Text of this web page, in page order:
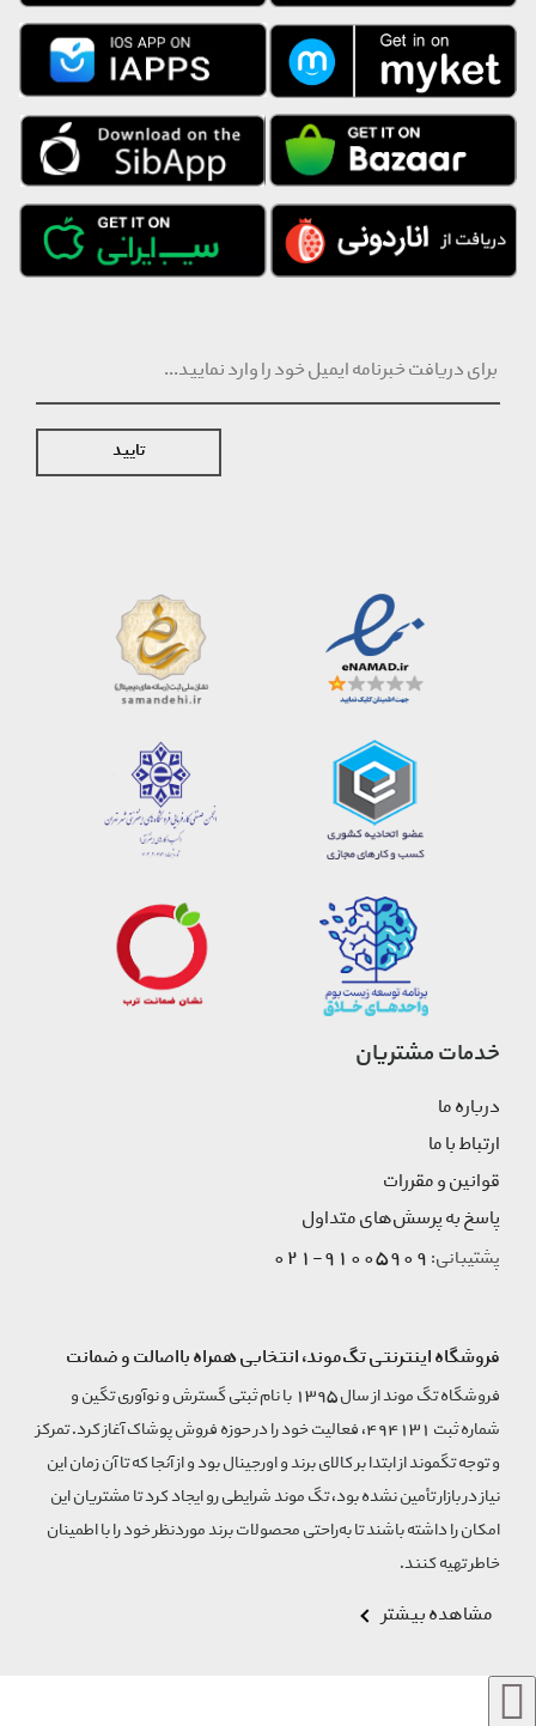
تایید
خدمات مشتریان
درباره ما
ارتباط با ما
قوانین و مقررات
پاسخ به پرسش‌های متداول
پشتیبانی:91005909-021
فروشگاه اینترنتی تگ‌موند، انتخابی همراه بااصالت و ضمانت
فروشگاه تگ موند از سال 1395 با نام ثبتی گسترش و نوآوری تگین و
شماره ثبت 494131، فعالیت خود را در حوزه فروش پوشاک آغاز کرد. تمرکز
و توجه تگموند از ابتدا بر کالای برند و اورجینال بود و از آنجا که تا آن زمان این
نیاز در بازار تأمین نشده بود، تگ موند شرایطی رو ایجاد کرد تا مشتریان این
امکان را داشته باشند تا به‌راحتی محصولات برند مورد‌نظر خود را با اطمینان
خاطر تهیه کنند.
مشاهده بیشتر